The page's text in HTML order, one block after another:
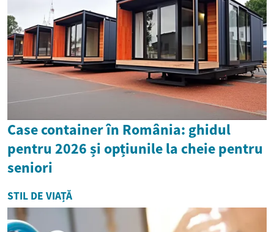
Case container în România: ghidul
pentru 2026 și opțiunile la cheie pentru
seniori
STIL DE VIAȚĂ